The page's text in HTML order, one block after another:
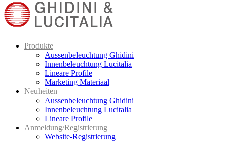
Produkte
Aussenbeleuchtung Ghidini
Innenbeleuchtung Lucitalia
Lineare Profile
Marketing Materiaal
Neuheiten
Aussenbeleuchtung Ghidini
Innenbeleuchtung Lucitalia
Lineare Profile
Anmeldung/Registrierung
Website-Registrierung